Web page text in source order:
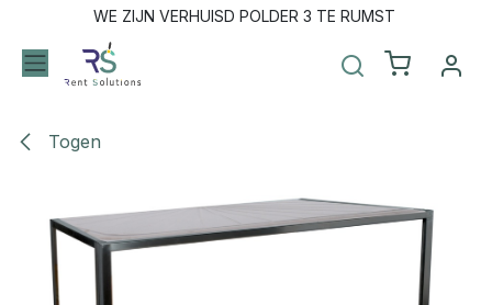
Overslaan naar inhoudWE ZIJN VERHUISD POLDER 3 TE RUMST
Togen